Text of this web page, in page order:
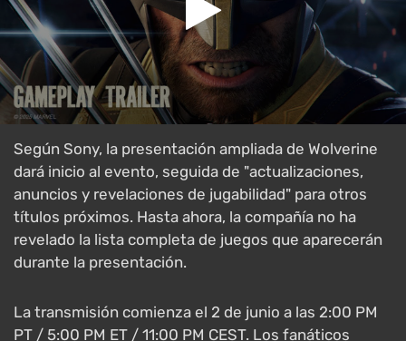
Según Sony, la presentación ampliada de Wolverine
dará inicio al evento, seguida de "actualizaciones,
anuncios y revelaciones de jugabilidad" para otros
títulos próximos. Hasta ahora, la compañía no ha
revelado la lista completa de juegos que aparecerán
durante la presentación.
La transmisión comienza el 2 de junio a las 2:00 PM
PT / 5:00 PM ET / 11:00 PM CEST. Los fanáticos